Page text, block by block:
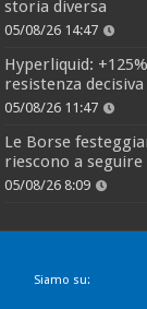
storia diversa
05/08/26 14:47
Hyperliquid:
resistenza
05/08/26 11:47
Le Borse
riescono a
05/08/26 8:09
Siamo su: